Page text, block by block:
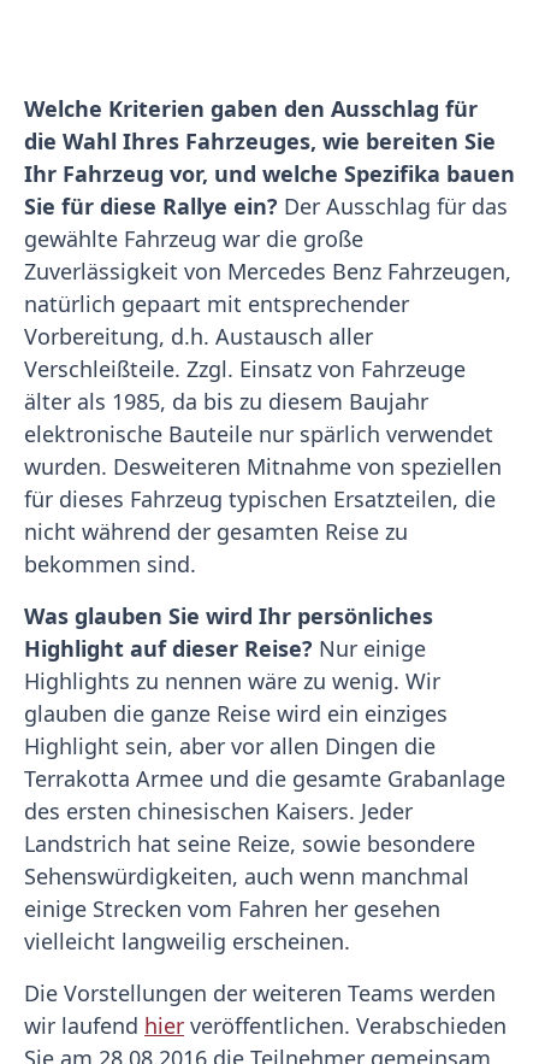
Welche Kriterien gaben den Ausschlag für
die Wahl Ihres Fahrzeuges, wie bereiten Sie
Ihr Fahrzeug vor, und welche Spezifika bauen
Sie für diese Rallye ein? Der Ausschlag für das
gewählte Fahrzeug war die große
Zuverlässigkeit von Mercedes Benz Fahrzeugen,
natürlich gepaart mit entsprechender
Vorbereitung, d.h. Austausch aller
Verschleißteile. Zzgl. Einsatz von Fahrzeuge
älter als 1985, da bis zu diesem Baujahr
elektronische Bauteile nur spärlich verwendet
wurden. Desweiteren Mitnahme von speziellen
für dieses Fahrzeug typischen Ersatzteilen, die
nicht während der gesamten Reise zu
bekommen sind.
Was glauben Sie wird Ihr persönliches
Highlight auf dieser Reise? Nur einige
Highlights zu nennen wäre zu wenig. Wir
glauben die ganze Reise wird ein einziges
Highlight sein, aber vor allen Dingen die
Terrakotta Armee und die gesamte Grabanlage
des ersten chinesischen Kaisers. Jeder
Landstrich hat seine Reize, sowie besondere
Sehenswürdigkeiten, auch wenn manchmal
einige Strecken vom Fahren her gesehen
vielleicht langweilig erscheinen.
Die Vorstellungen der weiteren Teams werden
wir laufend hier veröffentlichen. Verabschieden
Sie am 28.08.2016 die Teilnehmer gemeinsam